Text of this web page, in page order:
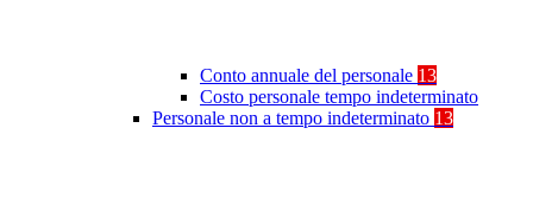
Conto annuale del personale 13
Costo personale tempo indeterminato
Personale non a tempo indeterminato 13